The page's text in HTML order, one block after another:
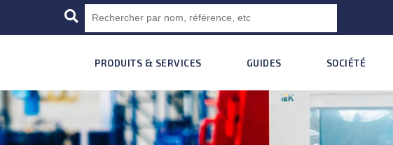
PRODUITS & SERVICES GUIDES SOCIÉTÉ